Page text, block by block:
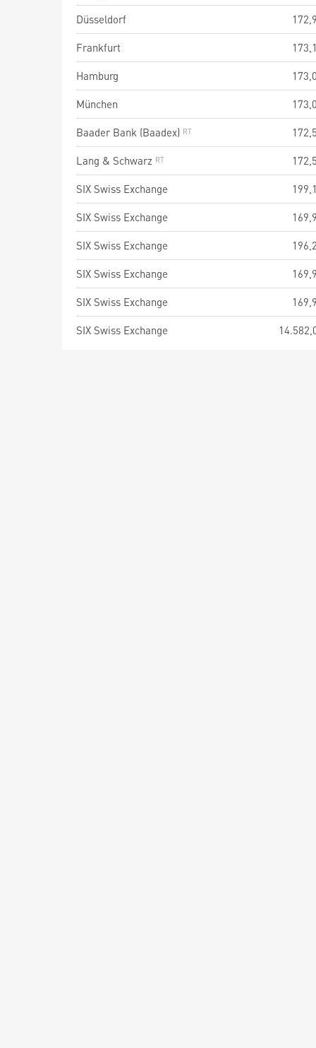
Düsseldorf
Frankfurt
Hamburg
München
Baader Bank (Baadex)
Lang & Schwarz
SIX Swiss Exchange
SIX Swiss Exchange
SIX Swiss Exchange
SIX Swiss Exchange
SIX Swiss Exchange
SIX Swiss Exchange